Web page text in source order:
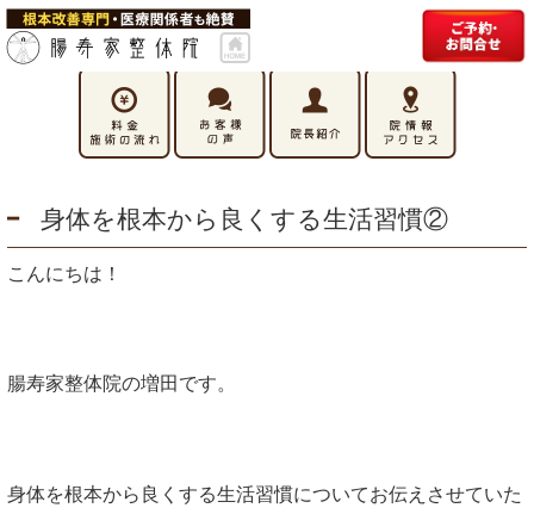
身体を根本から良くする生活習慣②
こんにちは！
腸寿家整体院の増田です。
身体を根本から良くする生活習慣についてお伝えさせていた